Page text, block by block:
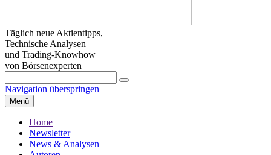
Täglich neue Aktientipps,
Technische Analysen
und Trading-Knowhow
von Börsenexperten
Navigation überspringen
Menü
Home
Newsletter
News & Analysen